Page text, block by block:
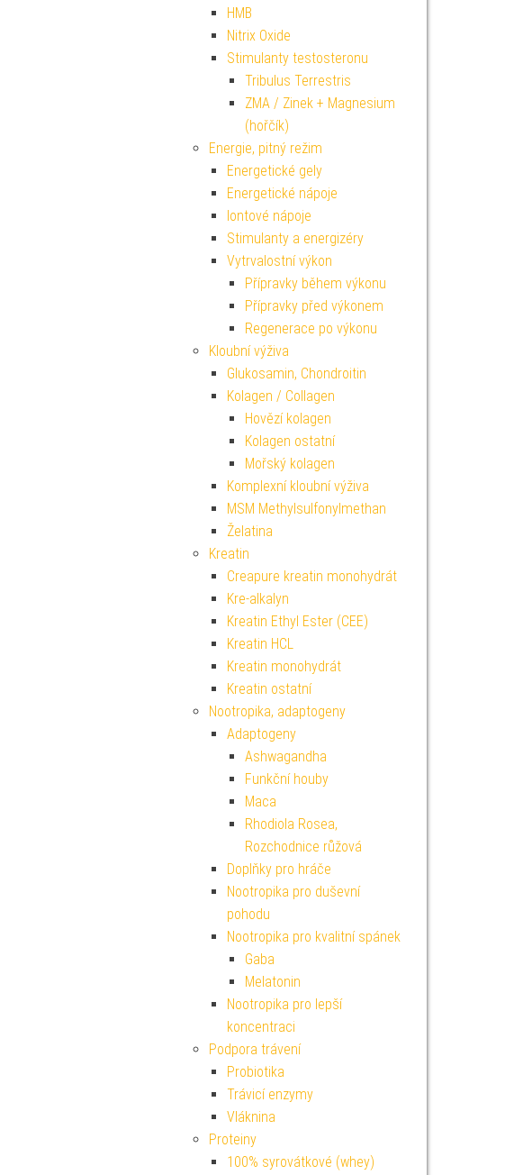
HMB
Nitrix Oxide
Stimulanty testosteronu
Tribulus Terrestris
ZMA / Zinek + Magnesium
(hořčík)
Energie, pitný režim
Energetické gely
Energetické nápoje
Iontové nápoje
Stimulanty a energizéry
Vytrvalostní výkon
Přípravky během výkonu
Přípravky před výkonem
Regenerace po výkonu
Kloubní výživa
Glukosamin, Chondroitin
Kolagen / Collagen
Hovězí kolagen
Kolagen ostatní
Mořský kolagen
Komplexní kloubní výživa
MSM Methylsulfonylmethan
Želatina
Kreatin
Creapure kreatin monohydrát
Kre-alkalyn
Kreatin Ethyl Ester (CEE)
Kreatin HCL
Kreatin monohydrát
Kreatin ostatní
Nootropika, adaptogeny
Adaptogeny
Ashwagandha
Funkční houby
Maca
Rhodiola Rosea,
Rozchodnice růžová
Doplňky pro hráče
Nootropika pro duševní
pohodu
Nootropika pro kvalitní spánek
Gaba
Melatonin
Nootropika pro lepší
koncentraci
Podpora trávení
Probiotika
Trávicí enzymy
Vláknina
Proteiny
100% syrovátkové (whey)